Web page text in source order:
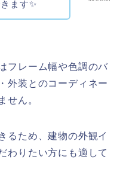
ます✨
フレーム幅や色調のバ
外装とのコーディネー
せん。
るため、建物の外観イ
わりたい方にも適して